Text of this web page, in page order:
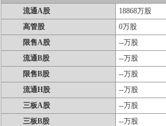
流通A股
18868万股
高管股
0万股
限售A股
--万股
流通B股
--万股
限售B股
--万股
流通H股
--万股
三板A股
--万股
三板B股
--万股